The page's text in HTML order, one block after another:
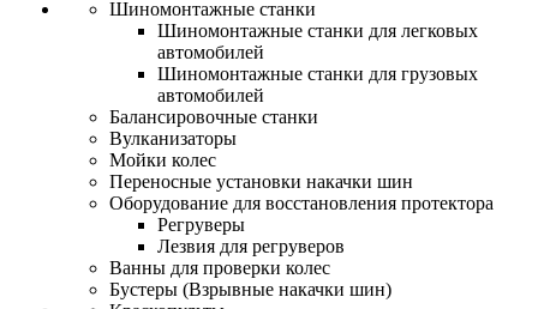
Шиномонтажные станки
Шиномонтажные станки для легковых
автомобилей
Шиномонтажные станки для грузовых
автомобилей
Балансировочные станки
Вулканизаторы
Мойки колес
Переносные установки накачки шин
Оборудование для восстановления протектора
Регруверы
Лезвия для регруверов
Ванны для проверки колес
Бустеры (Взрывные накачки шин)